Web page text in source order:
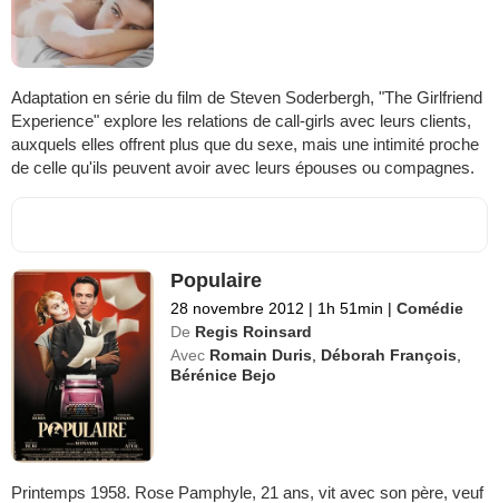
Adaptation en série du film de Steven Soderbergh, "The Girlfriend
Experience" explore les relations de call-girls avec leurs clients,
auxquels elles offrent plus que du sexe, mais une intimité proche
de celle qu'ils peuvent avoir avec leurs épouses ou compagnes.
Populaire
28 novembre 2012 | 1h 51min | Comédie
De Regis Roinsard
Avec Romain Duris Déborah François
Bérénice Bejo
Printemps 1958. Rose Pamphyle, 21 ans, vit avec son père, veuf